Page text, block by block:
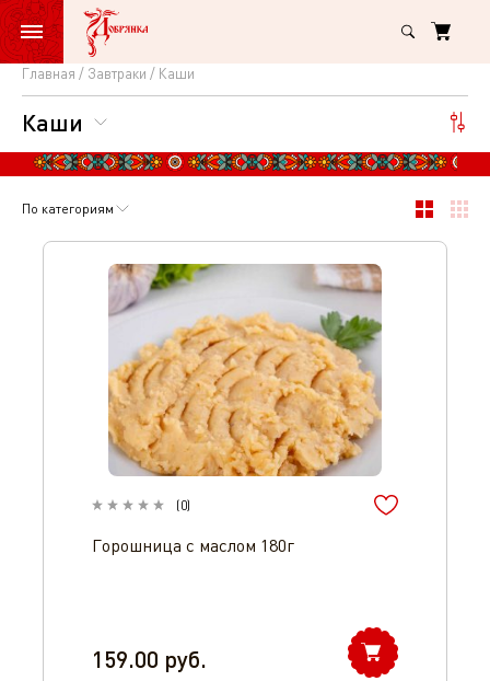
Главная Завтраки Каши
Каши
Каши
По категориям
(0)
Горошница с маслом 180г
159.00 руб.